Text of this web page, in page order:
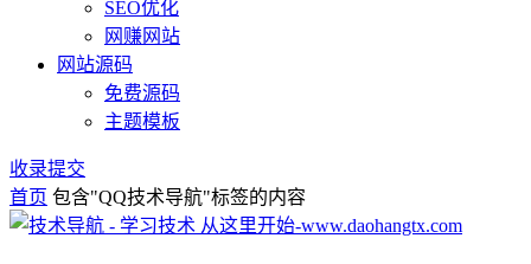
SEO优化
网赚网站
网站源码
免费源码
主题模板
收录提交
首页 包含"QQ技术导航"标签的内容